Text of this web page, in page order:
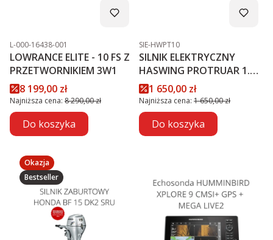
Kod produktu
L-000-16438-001
LOWRANCE ELITE - 10 FS Z
PRZETWORNIKIEM 3W1
Cena promocyjna
8 199,00 zł
Najniższa cena: 8 290,00 zł
Do koszyka
Kod produktu
SIE-HWPT10
SILNIK ELEKTRYCZNY
HASWING PROTRUAR 1.0 -
12VCena promocyjna
1 650,00 zł
Najniższa cena: 1 650,00 zł
Do koszyka
Okazja
Bestseller